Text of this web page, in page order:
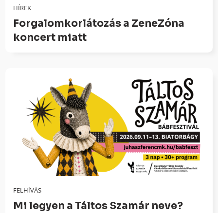
HÍREK
Forgalomkorlátozás a ZeneZóna
koncert miatt
FELHÍVÁS
Mi legyen a Táltos Szamár neve?